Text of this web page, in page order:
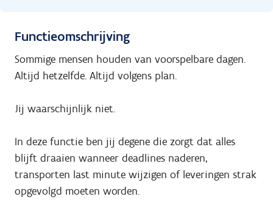
Functieomschrijving
Sommige mensen houden van voorspelbare dagen.
Altijd hetzelfde. Altijd volgens plan.
Jij waarschijnlijk niet.
In deze functie ben jij degene die zorgt dat alles
blijft draaien wanneer deadlines naderen,
transporten last minute wijzigen of leveringen strak
opgevolgd moeten worden.